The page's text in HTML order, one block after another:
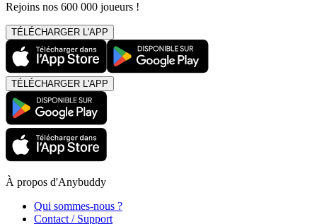
Rejoins nos 600 000 joueurs !
TÉLÉCHARGER L'APP
TÉLÉCHARGER L'APP
À propos d'Anybuddy
Qui sommes-nous ?
Contact / Support